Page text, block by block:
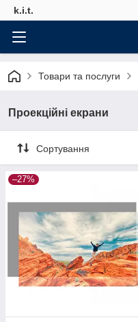
k.i.t.
Товари та послуги
Проекційні екрани
Сортування
–27%